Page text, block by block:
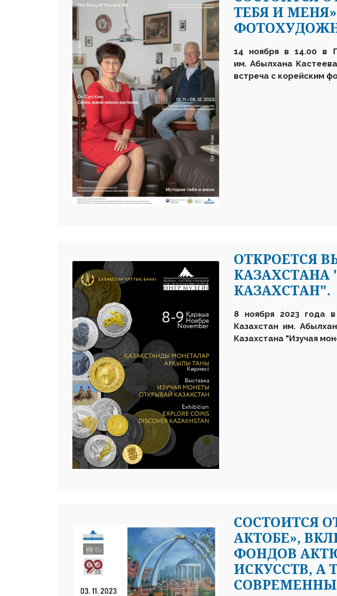
ТЕБЯ И
14 ноября в 14.00 в
им. Абылхана Кастеева
встреча с корейским
ОТКРОЕТСЯ
КАЗАХСТАН".
8 ноября 2023 года
Казахстан им.
Казахстана "Изучая
СОСТОИТСЯ
АКТОБЕ»,
ФОНДОВ
ИСКУССТВ, А